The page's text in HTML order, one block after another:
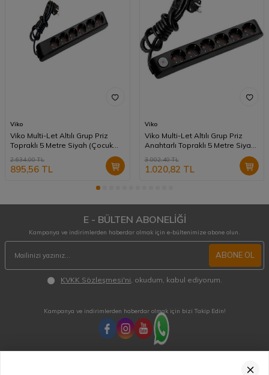
Viko
Viko Multi-Let Altılı Grup Priz
Topraklı 5 Metre Siyah (Çocuk
2.634,00TL
895,56 TL
Viko
Viko Multi-Let Altılı Grup Priz
Anahtarlı Topraklı 5 Metre Siyah
3.002,40TL
1.020,82 TL
E - BÜLTEN ABONELİĞİ
Kampanya ve indirimlerden haberdar olmak için e-bültenimize abone olun.
ABONE OL
KVKK Sözleşmesi'ni , okudum, kabul ediyorum.
Kampanya ve indirimlerden haberdar olmak için bizi Takip Edin!